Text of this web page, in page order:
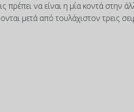
πρέπει να είναι η μία κοντά στην
μετά από τουλάχιστον τρεις